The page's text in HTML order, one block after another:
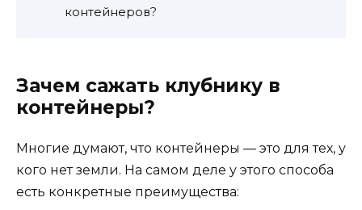
контейнеров?
Зачем сажать клубнику в
контейнеры?
Многие думают, что контейнеры — это для тех, у
кого нет земли. На самом деле у этого способа
есть конкретные преимущества: